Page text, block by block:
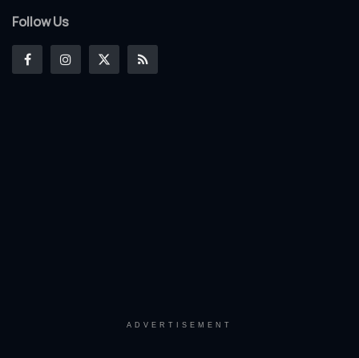
Follow Us
ADVERTISEMENT